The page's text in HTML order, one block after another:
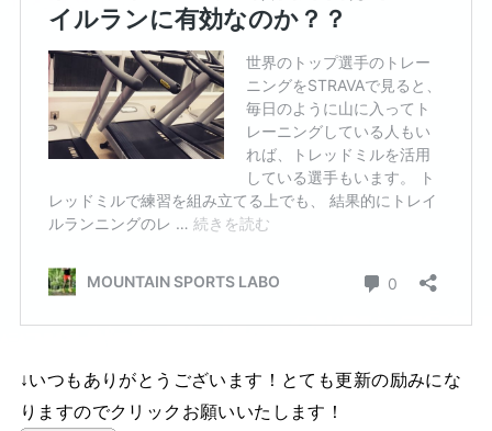
↓いつもありがとうございます！とても更新の励みにな
りますのでクリックお願いいたします！